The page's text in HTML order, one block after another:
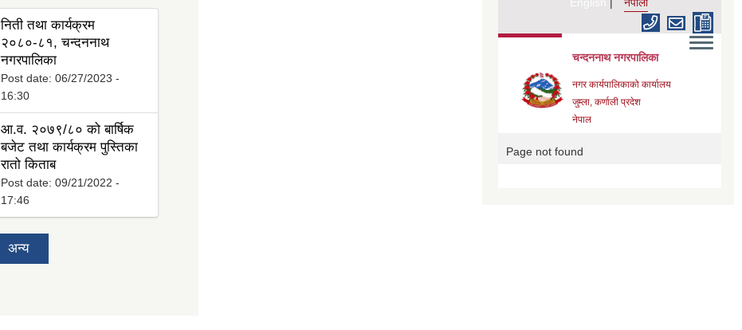
निती तथा कार्यक्रम
२०८०-८१, चन्दननाथ
नगरपालिका
Post date: 06/27/2023 -
16:30
आ.व. २०७९/८० को बार्षिक
बजेट तथा कार्यक्रम पुस्तिका
रातो किताब
Post date: 09/21/2022 -
17:46
अन्य